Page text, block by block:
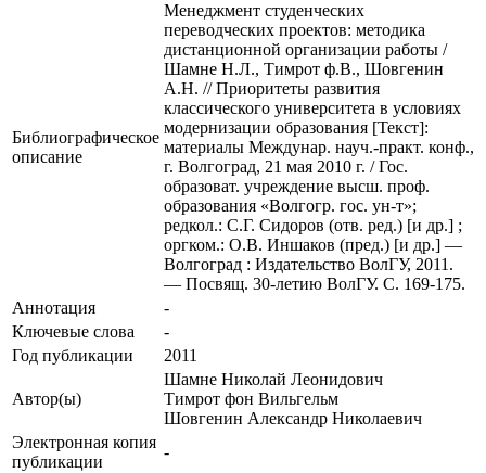
Библиографическое
описание
Менеджмент студенческих
переводческих проектов: методика
дистанционной организации работы /
Шамне Н.Л., Тимрот ф.В., Шовгенин
А.Н. // Приоритеты развития
классического университета в условиях
модернизации образования [Текст]:
материалы Междунар. науч.-практ. конф.,
г. Волгоград, 21 мая 2010 г. / Гос.
образоват. учреждение высш. проф.
образования «Волгогр. гос. ун-т»;
редкол.: С.Г. Сидоров (отв. ред.) [и др.] ;
оргком.: О.В. Иншаков (пред.) [и др.] —
Волгоград : Издательство ВолГУ, 2011.
— Посвящ. 30-летию ВолГУ. С. 169-175.
Аннотация
-
Ключевые cлова
-
Год публикации
2011
Автор(ы)
Шамне Николай Леонидович
Тимрот фон Вильгельм
Шовгенин Александр Николаевич
Электронная копия
публикации
-